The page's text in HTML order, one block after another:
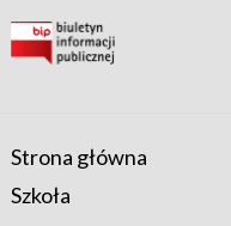
Strona główna
Szkoła